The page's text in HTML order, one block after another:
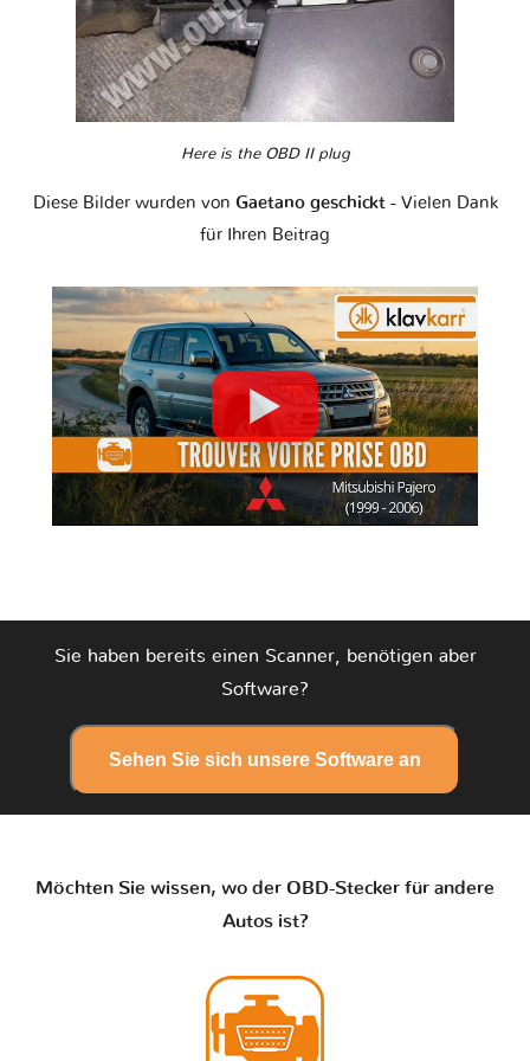
Here is the OBD II plug
Diese Bilder wurden von Gaetano geschickt - Vielen Dank
für Ihren Beitrag
Sie haben bereits einen Scanner, benötigen aber
Software?
Sehen Sie sich unsere Software an
Möchten Sie wissen, wo der OBD-Stecker für andere
Autos ist?